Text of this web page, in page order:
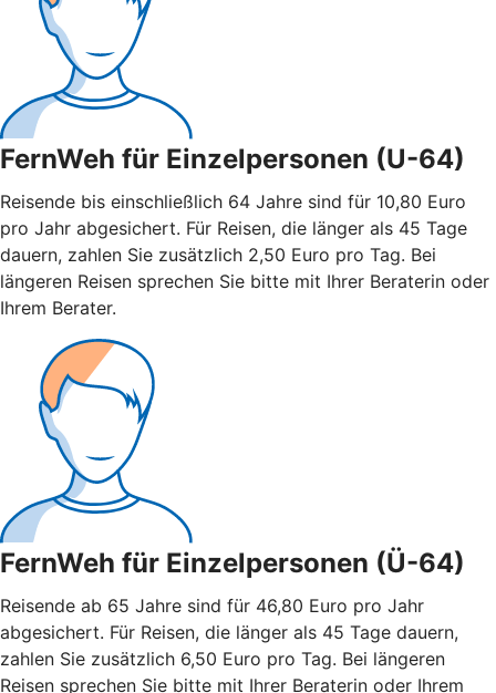
FernWeh für Einzelpersonen (U-64)
Reisende bis einschließlich 64 Jahre sind für 10,80 Euro
pro Jahr abgesichert. Für Reisen, die länger als 45 Tage
dauern, zahlen Sie zusätzlich 2,50 Euro pro Tag. Bei
längeren Reisen sprechen Sie bitte mit Ihrer Beraterin oder
Ihrem Berater.
FernWeh für Einzelpersonen (Ü-64)
Reisende ab 65 Jahre sind für 46,80 Euro pro Jahr
abgesichert. Für Reisen, die länger als 45 Tage dauern,
zahlen Sie zusätzlich 6,50 Euro pro Tag. Bei längeren
Reisen sprechen Sie bitte mit Ihrer Beraterin oder Ihrem